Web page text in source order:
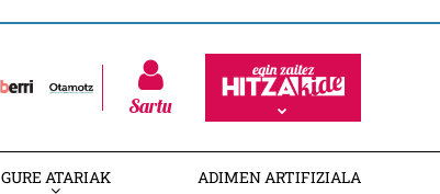
Sartu
GURE ATARIAK ADIMEN ARTIFIZIALA